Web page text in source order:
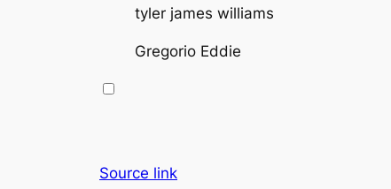
tyler james williams
Gregorio Eddie
Source link